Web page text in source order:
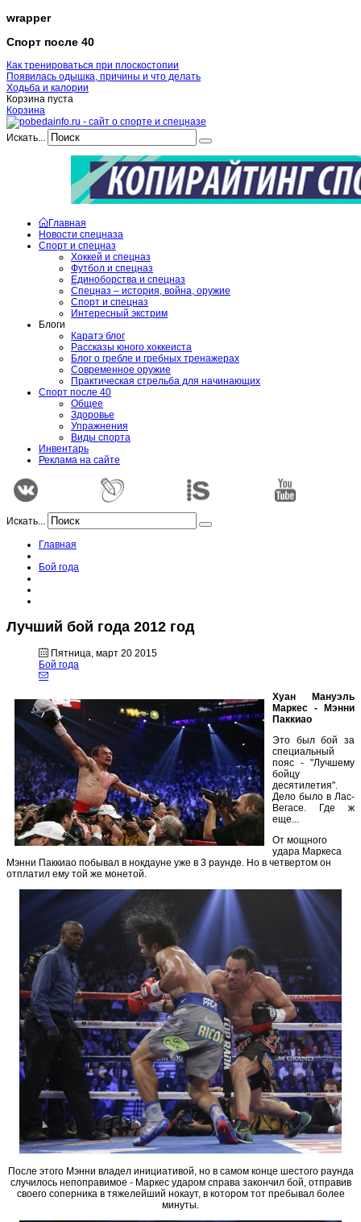
wrapper
Спорт после 40
Как тренироваться при плоскостопии
Появилась одышка, причины и что делать
Ходьба и калории
Корзина пуста
Корзина
Искать...
Главная
Новости спецназа
Спорт и спецназ
Хоккей и спецназ
Футбол и спецназ
Единоборства и спецназ
Спецназ – история, война, оружие
Спорт и спецназ
Интересный экстрим
Блоги
Каратэ блог
Рассказы юного хоккеиста
Блог о гребле и гребных тренажерах
Современное оружие
Практическая стрельба для начинающих
Спорт после 40
Общее
Здоровье
Упражнения
Виды спорта
Инвентарь
Реклама на сайте
Искать...
Главная
Бой года
Лучший бой года 2012 год
Пятница, март 20 2015
Бой года
Хуан Мануэль
Маркес - Мэнни
Паккиао
Это был бой за
специальный
пояс - "Лучшему
бойцу
десятилетия".
Дело было в Лас-
Вегасе. Где ж
еще...
От мощного
удара Маркеса
Мэнни Паккиао побывал в нокдауне уже в 3 раунде. Но в четвертом он
отплатил ему той же монетой.
После этого Мэнни владел инициативой, но в самом конце шестого раунда
случилось непоправимое - Маркес ударом справа закончил бой, отправив
своего соперника в тяжелейший нокаут, в котором тот пребывал более
минуты.